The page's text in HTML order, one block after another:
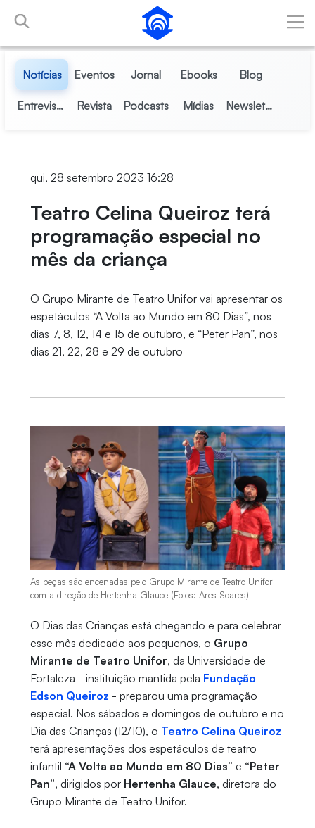
Pular para o Conteúdo principal
Notícias Eventos Jornal Ebooks Blog
Entrevistas Revista Podcasts Mídias Newsletter
qui, 28 setembro 2023 16:28
Teatro Celina Queiroz terá
programação especial no
mês da criança
O Grupo Mirante de Teatro Unifor vai apresentar os
espetáculos “A Volta ao Mundo em 80 Dias”, nos
dias 7, 8, 12, 14 e 15 de outubro, e “Peter Pan”, nos
dias 21, 22, 28 e 29 de outubro
As peças são encenadas pelo Grupo Mirante de Teatro Unifor
com a direção de Hertenha Glauce (Fotos: Ares Soares)
O Dias das Crianças está chegando e para celebrar
esse mês dedicado aos pequenos, o Grupo
Mirante de Teatro Unifor, da Universidade de
Fortaleza - instituição mantida pela Fundação
Edson Queiroz - preparou uma programação
especial. Nos sábados e domingos de outubro e no
Dia das Crianças (12/10), o Teatro Celina Queiroz
terá apresentações dos espetáculos de teatro
infantil “A Volta ao Mundo em 80 Dias” e “Peter
Pan”, dirigidos por Hertenha Glauce, diretora do
Grupo Mirante de Teatro Unifor.